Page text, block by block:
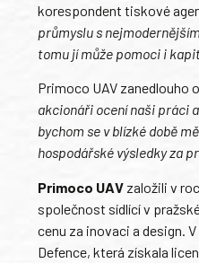
korespondent tiskové
průmyslu s
tomu jí může pomoci i
Primoco UAV zanedlouho
akcionáři ocení naši práci
bychom se v blízké době
hospodářské výsledky za
Primoco UAV založili v
společnost sídlící v
cenu za inovaci a design.
Defence, která získala